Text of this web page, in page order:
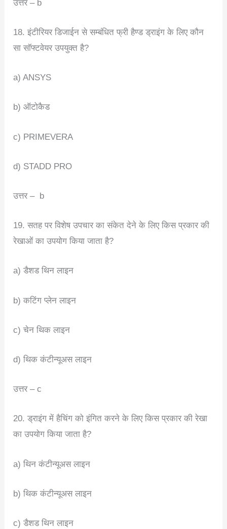
उत्तर – b
18. इंटीरियर डिजाईन से सम्बंधित फ्री हैण्ड ड्राइंग के लिए कौन
सा सॉफ्टवेयर उपयुक्त है?
a) ANSYS
b) ऑटोकैड
c) PRIMEVERA
d) STADD PRO
उत्तर – b
19. सतह पर विशेष उपचार का संकेत देने के लिए किस प्रकार की
रेखाओं का उपयोग किया जाता है?
a) डैशड थिन लाइन
b) कटिंग प्लेन लाइन
c) चेन थिक लाइन
d) थिक कंटीन्यूअस लाइन
उत्तर – c
20. ड्राइंग में हैचिंग को इंगित करने के लिए किस प्रकार की रेखा
का उपयोग किया जाता है?
a) थिन कंटीन्यूअस लाइन
b) थिक कंटीन्यूअस लाइन
c) डैशड थिन लाइन